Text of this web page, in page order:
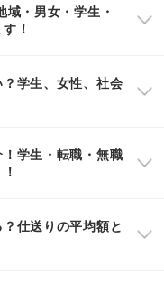
・男女・学生・
！
学生、女性、社会
学生・転職・無職
仕送りの平均額と